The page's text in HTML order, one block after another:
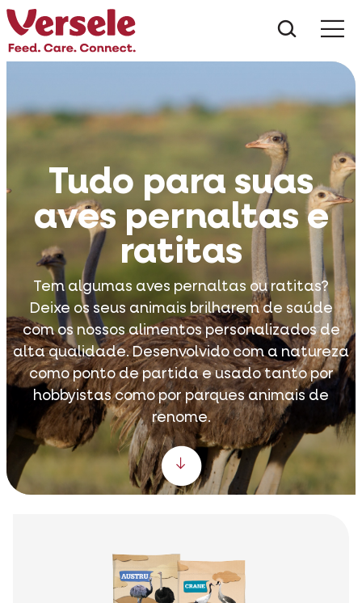
Tudo para suas
aves pernaltas e
ratitas
Tem algumas aves pernaltas ou ratitas?
Deixe os seus animais brilharem de saúde
com os nossos alimentos personalizados de
alta qualidade. Desenvolvido com a natureza
como ponto de partida e usado tanto por
hobbyistas como por parques animais de
renome.
Scroll down